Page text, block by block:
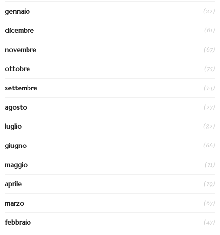
gennaio (22)
dicembre (61)
novembre (67)
ottobre (75)
settembre (74)
agosto (27)
luglio (82)
giugno (66)
maggio (71)
aprile (79)
marzo (67)
febbraio (47)